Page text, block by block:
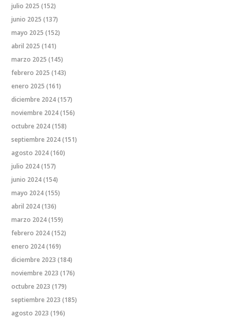
julio 2025 (152)
junio 2025 (137)
mayo 2025 (152)
abril 2025 (141)
marzo 2025 (145)
febrero 2025 (143)
enero 2025 (161)
diciembre 2024(157)
noviembre 2024(156)
octubre 2024(158)
septiembre 2024(151)
agosto 2024(160)
julio 2024(157)
junio 2024(154)
mayo 2024(155)
abril 2024(136)
marzo 2024(159)
febrero 2024(152)
enero 2024(169)
diciembre 2023 (184)
noviembre 2023 (176)
octubre 2023 (179)
septiembre 2023 (185)
agosto 2023 (196)